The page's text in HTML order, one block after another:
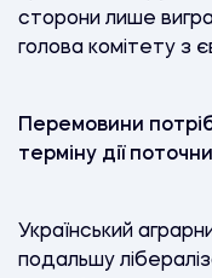
сторони лише
голова комітету з
Перемовини
терміну дії
Український
подальшу